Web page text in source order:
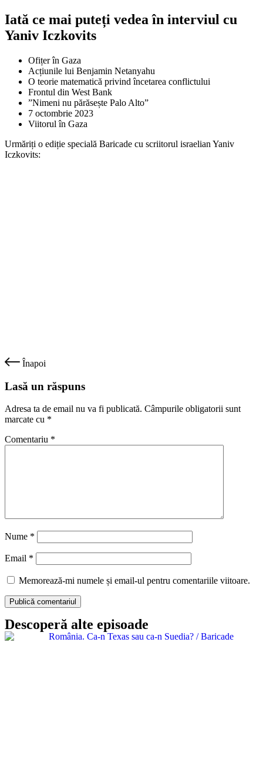
Iată ce mai puteți vedea în interviul cu
Yaniv Iczkovits
Ofițer în Gaza
Acțiunile lui Benjamin Netanyahu
O teorie matematică privind încetarea conflictului
Frontul din West Bank
”Nimeni nu părăsește Palo Alto”
7 octombrie 2023
Viitorul în Gaza
Urmăriți o ediție specială Baricade cu scriitorul israelian Yaniv
Iczkovits:
Înapoi
Lasă un răspuns
Adresa ta de email nu va fi publicată. Câmpurile obligatorii sunt
marcate cu *
Comentariu *
Nume *
Email *
Memorează-mi numele și email-ul pentru comentariile viitoare.
Descoperă alte episoade